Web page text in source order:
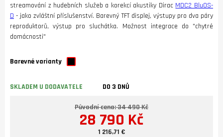
streamování z hudebních služeb a korekcí akustiky Dirac MDC2 BluOS-
D - jako zvláštní příslušenství. Barevný TFT displej, výstupy pro dva páry
reproduktorů, výstup pro sluchátka. Možnost integrace do "chytré
domácnosti"
Barevné varianty
SKLADEM U DODAVATELE DO 3 DNŮ
Původní cena: 34 490 Kč
28 790 Kč
1 216,71 €